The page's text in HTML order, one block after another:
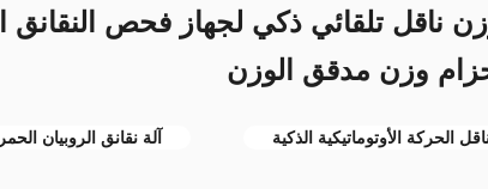
ناقل تلقائي ذكي لجهاز فحص النقانق
حزام وزن مدقق الوزن
الحركة الأوتوماتيكية الذكية آلة نقانق الروبيان